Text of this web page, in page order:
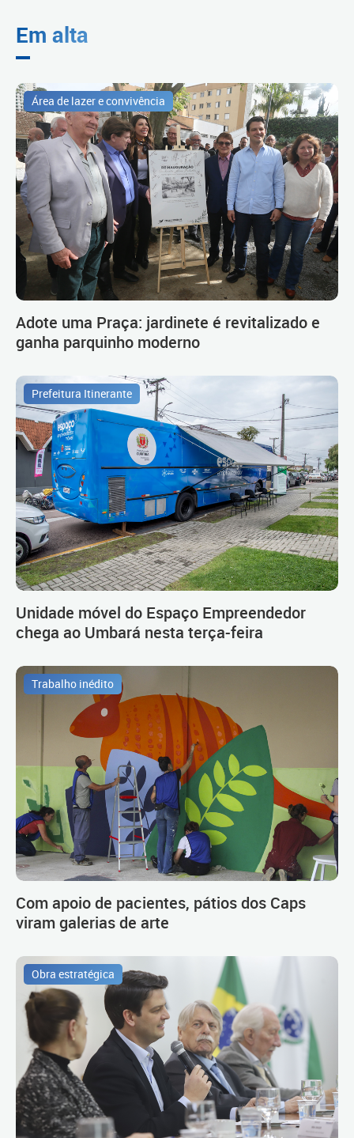
Em alta
Área de lazer e convivência
Adote uma Praça: jardinete é revitalizado e
ganha parquinho moderno
Prefeitura Itinerante
Unidade móvel do Espaço Empreendedor
chega ao Umbará nesta terça-feira
Trabalho inédito
Com apoio de pacientes, pátios dos Caps
viram galerias de arte
Obra estratégica